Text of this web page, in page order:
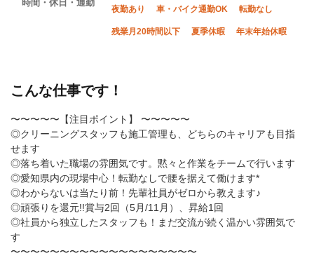
時間・休日・通勤
夜勤あり 車・バイク通勤OK 転勤なし
残業月20時間以下 夏季休暇 年末年始休暇
こんな仕事です！
〜〜〜〜〜【注目ポイント】 〜〜〜〜〜
◎クリーニングスタッフも施工管理も、どちらのキャリアも目指
せます
◎落ち着いた職場の雰囲気です。黙々と作業をチームで行います
◎愛知県内の現場中心！転勤なしで腰を据えて働けます*
◎わからないは当たり前！先輩社員がゼロから教えます♪
◎頑張りを還元!!賞与2回（5月/11月）、昇給1回
◎社員から独立したスタッフも！まだ交流が続く温かい雰囲気で
す
〜〜〜〜〜〜〜〜〜〜〜〜〜〜〜〜〜〜〜